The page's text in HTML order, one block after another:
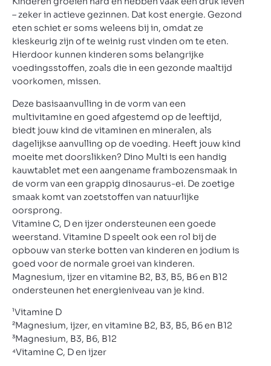
– zeker in actieve gezinnen. Dat kost energie. Gezond
eten schiet er soms weleens bij in, omdat ze
kieskeurig zijn of te weinig rust vinden om te eten.
Hierdoor kunnen kinderen soms belangrijke
voedingsstoffen, zoals die in een gezonde maaltijd
voorkomen, missen.
Deze basisaanvulling in de vorm van een
multivitamine en goed afgestemd op de leeftijd,
biedt jouw kind de vitaminen en mineralen, als
dagelijkse aanvulling op de voeding. Heeft jouw kind
moeite met doorslikken? Dino Multi is een handig
kauwtablet met een aangename frambozensmaak in
de vorm van een grappig dinosaurus-ei. De zoetige
smaak komt van zoetstoffen van natuurlijke
oorsprong.
Vitamine C, D en ijzer ondersteunen een goede
weerstand. Vitamine D speelt ook een rol bij de
opbouw van sterke botten van kinderen en jodium is
goed voor de normale groei van kinderen.
Magnesium, ijzer en vitamine B2, B3, B5, B6 en B12
ondersteunen het energieniveau van je kind.
¹Vitamine D
²Magnesium, ijzer, en vitamine B2, B3, B5, B6 en B12
³Magnesium, B3, B6, B12
⁴Vitamine C, D en ijzer